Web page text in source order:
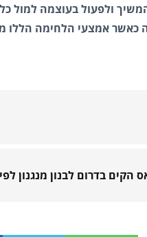
ולפעול בעוצמה למול כל
כאשר אמצעי הלחימה הללו